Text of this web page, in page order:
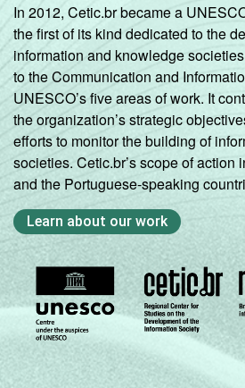
In 2012, Cetic.br became a
the first of its kind dedicated to the
information and knowledge
to the Communication and
UNESCO’s five areas of work. It
the organization’s strategic
efforts to monitor the building of
societies. Cetic.br’s scope of action
and the Portuguese-speaking
Learn about our work